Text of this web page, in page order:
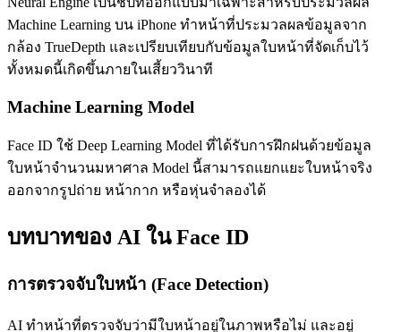
Machine Learning บน iPhone ทำหน้าที่ประมวลผลข้อมูลจาก
กล้อง TrueDepth และเปรียบเทียบกับข้อมูลใบหน้าที่จัดเก็บไว้
ทั้งหมดนี้เกิดขึ้นภายในเสี้ยววินาที
Machine Learning Model
Face ID ใช้ Deep Learning Model ที่ได้รับการฝึกฝนด้วยข้อมูล
ใบหน้าจำนวนมหาศาล Model นี้สามารถแยกแยะใบหน้าจริง
ออกจากรูปถ่าย หน้ากาก หรือหุ่นจำลองได้
บทบาทของ AI ใน Face ID
การตรวจจับใบหน้า (Face Detection)
AI ทำหน้าที่ตรวจจับว่ามีใบหน้าอยู่ในภาพหรือไม่ และอยู่